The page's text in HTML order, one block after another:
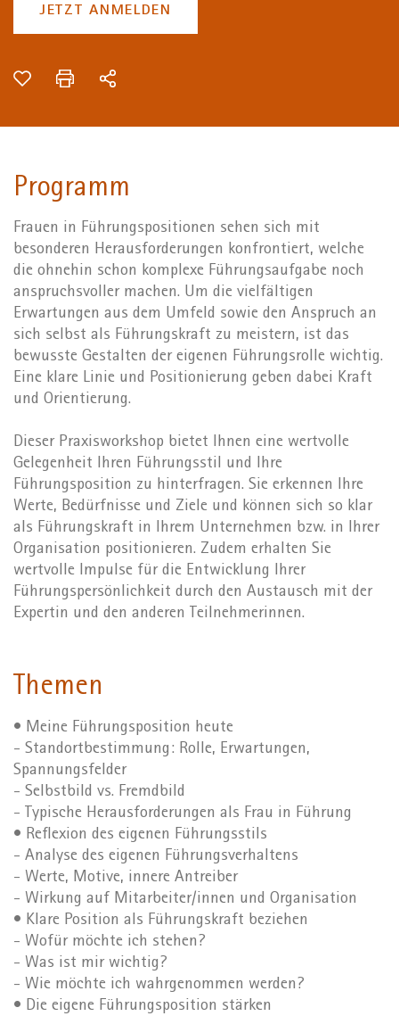
JETZT ANMELDEN
Programm
Frauen in Führungspositionen sehen sich mit
besonderen Herausforderungen konfrontiert, welche
die ohnehin schon komplexe Führungsaufgabe noch
anspruchsvoller machen. Um die vielfältigen
Erwartungen aus dem Umfeld sowie den Anspruch an
sich selbst als Führungskraft zu meistern, ist das
bewusste Gestalten der eigenen Führungsrolle wichtig.
Eine klare Linie und Positionierung geben dabei Kraft
und Orientierung.
Dieser Praxisworkshop bietet Ihnen eine wertvolle
Gelegenheit Ihren Führungsstil und Ihre
Führungsposition zu hinterfragen. Sie erkennen Ihre
Werte, Bedürfnisse und Ziele und können sich so klar
als Führungskraft in Ihrem Unternehmen bzw. in Ihrer
Organisation positionieren. Zudem erhalten Sie
wertvolle Impulse für die Entwicklung Ihrer
Führungspersönlichkeit durch den Austausch mit der
Expertin und den anderen Teilnehmerinnen.
Themen
• Meine Führungsposition heute
- Standortbestimmung: Rolle, Erwartungen,
Spannungsfelder
- Selbstbild vs. Fremdbild
- Typische Herausforderungen als Frau in Führung
• Reflexion des eigenen Führungsstils
- Analyse des eigenen Führungsverhaltens
- Werte, Motive, innere Antreiber
- Wirkung auf Mitarbeiter/innen und Organisation
• Klare Position als Führungskraft beziehen
- Wofür möchte ich stehen?
- Was ist mir wichtig?
- Wie möchte ich wahrgenommen werden?
• Die eigene Führungsposition stärken